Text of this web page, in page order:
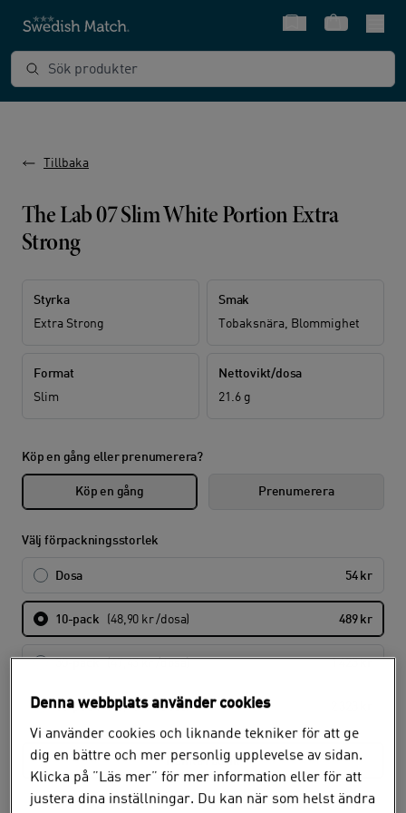
SnabbvalVarukorg
Sök produkter
Tillbaka
The Lab 07 Slim White Portion Extra
Strong
Styrka
Extra Strong
Smak
Tobaksnära, Blommighet
Format
Slim
Nettovikt/dosa
21.6 g
Köp en gång eller prenumerera?
Köp en gång Prenumerera
Välj förpackningsstorlek
Dosa 54 kr
10-pack (48,90 kr /dosa) 489 kr
30-pack (47,43 kr /dosa) 1 423 kr
50-pack (46,46 kr /dosa)
Hämta i butik
Denna webbplats använder cookies
Vi använder cookies och liknande tekniker för att ge
dig en bättre och mer personlig upplevelse av sidan.
Klicka på ”Läs mer” för mer information eller för att
justera dina inställningar. Du kan när som helst ändra